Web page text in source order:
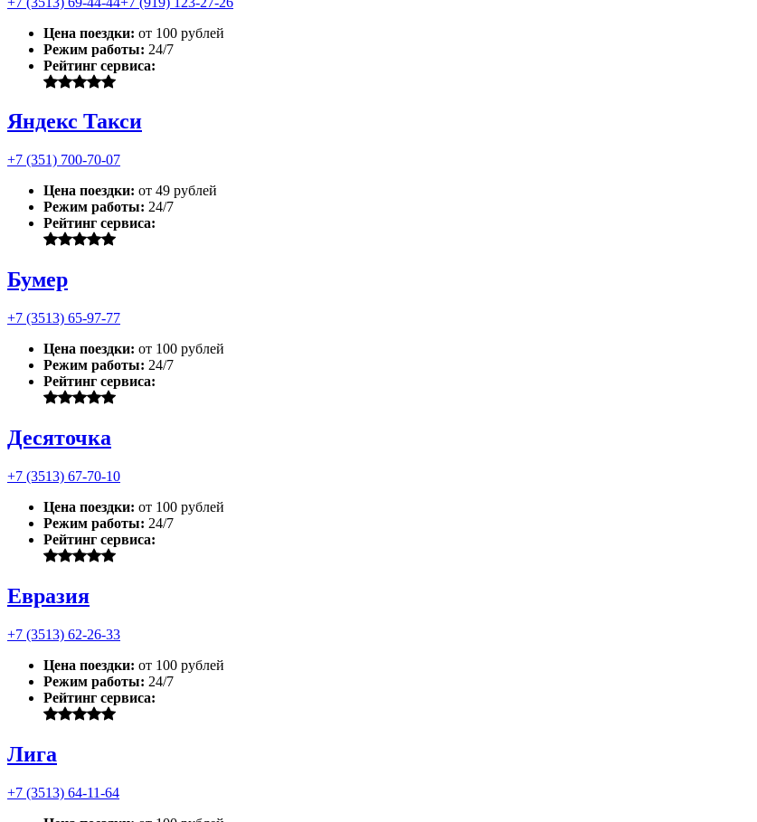
Цена поездки: от 100 рублей
Режим работы: 24/7
Рейтинг сервиса:
Яндекс Такси
+7 (351) 700-70-07
Цена поездки: от 49 рублей
Режим работы: 24/7
Рейтинг сервиса:
Бумер
+7 (3513) 65-97-77
Цена поездки: от 100 рублей
Режим работы: 24/7
Рейтинг сервиса:
Десяточка
+7 (3513) 67-70-10
Цена поездки: от 100 рублей
Режим работы: 24/7
Рейтинг сервиса:
Евразия
+7 (3513) 62-26-33
Цена поездки: от 100 рублей
Режим работы: 24/7
Рейтинг сервиса:
Лига
+7 (3513) 64-11-64